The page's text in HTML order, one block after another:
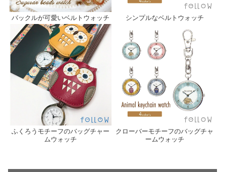
バックルが可愛いベルトウォッチ シンプルなベルトウォッチ
ふくろうモチーフのバッグチャー
ムウォッチ
クローバーモチーフのバッグチャ
ームウォッチ